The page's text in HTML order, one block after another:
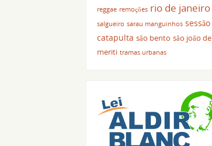
reggae remoções rio de janeiro
salgueiro sarau manguinhos sessão
catapulta são bento são joão de
meriti tramas urbanas